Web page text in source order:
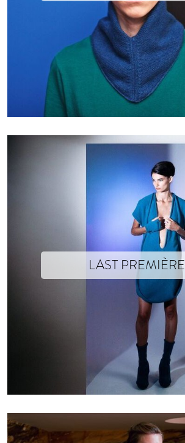
Photographs © Mathieu Drouet
LAST PREMIÈRE
Photographs © Mathieu Drouet